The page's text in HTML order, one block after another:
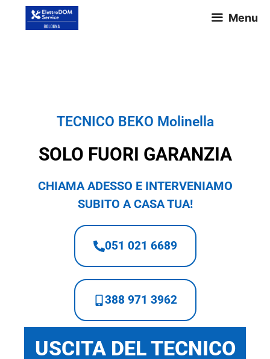
Menu
TECNICO BEKO Molinella
SOLO FUORI GARANZIA
CHIAMA ADESSO E INTERVENIAMO
SUBITO A CASA TUA!
051 021 6689
388 971 3962
USCITA DEL TECNICO